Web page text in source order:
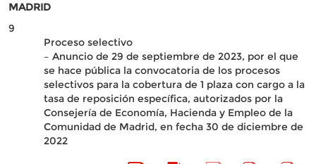
MADRID
9
Proceso selectivo
– Anuncio de 29 de septiembre de 2023, por el que
se hace pública la convocatoria de los procesos
selectivos para la cobertura de 1 plaza con cargo a la
tasa de reposición específica, autorizados por la
Consejería de Economía, Hacienda y Empleo de la
Comunidad de Madrid, en fecha 30 de diciembre de
2022